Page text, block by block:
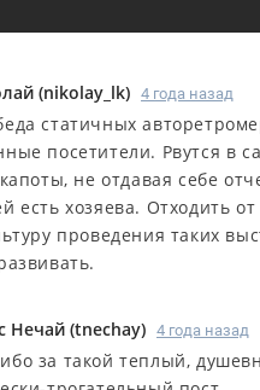
(nikolay_lk) 4 года назад
статичных
посетители. Рвутся в
не отдавая себе
есть хозяева. Отходить
проведения таких
Нечай (tnechay) 4 года назад
за такой теплый,